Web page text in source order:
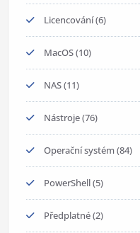
Licencování(6)
MacOS(10)
NAS(11)
Nástroje(76)
Operační systém(84)
PowerShell(5)
Předplatné(2)